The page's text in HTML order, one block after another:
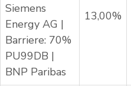
Siemens
Energy AG |
Barriere: 70%
PU99DB |
BNP Paribas
13,00%